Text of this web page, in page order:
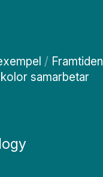
/
samarbetar